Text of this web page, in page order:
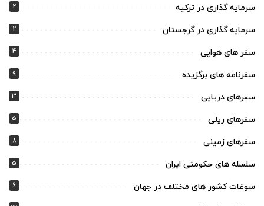
سرمایه گذاری در ترکیه 2
سرمایه گذاری در گرجستان 2
سفر های هوایی 4
سفرنامه های برگزیده 9
سفرهای دریایی 3
سفرهای ریلی 5
سفرهای زمینی 8
سلسله های حکومتی ایران 5
سوغات کشور های مختلف در جهان 6